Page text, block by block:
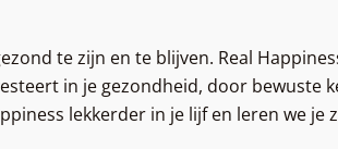
te zijn en te blijven. Real
in je gezondheid, door bewuste
lekkerder in je lijf en leren we je